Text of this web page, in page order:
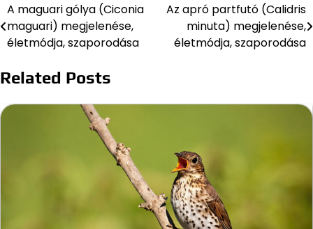
Bejegyzés
navigáció
A maguari gólya (Ciconia
maguari) megjelenése,
életmódja, szaporodása
Az apró partfutó (Calidris
minuta) megjelenése,
életmódja, szaporodása
Related Posts